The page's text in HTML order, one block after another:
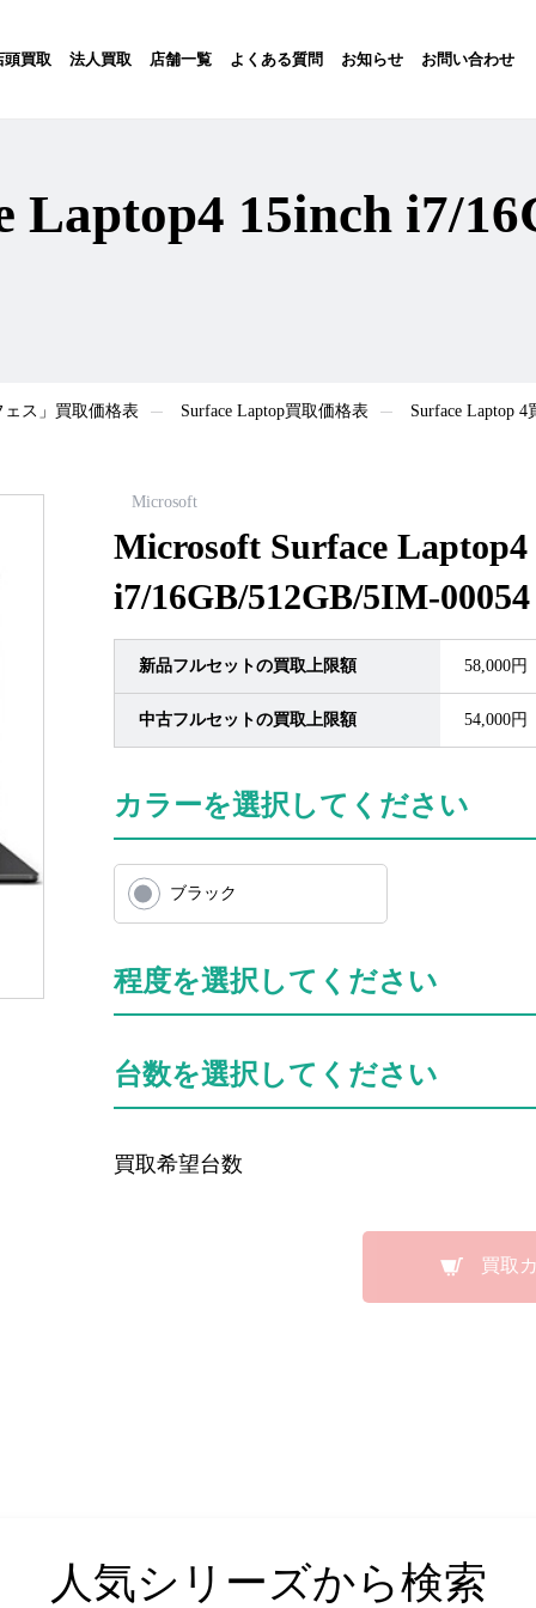
頭買取 法人買取 店舗一覧 よくある質問 お知らせ お問い合わせ
Laptop4 15inch i7/
ェス」買取価格表 Surface Laptop買取価格表 Surface Laptop
Microsoft
Microsoft Surface Laptop4
i7/16GB/512GB/5IM-00054
新品フルセットの買取上限額 58,000円
中古フルセットの買取上限額 54,000円
カラーを選択してください
ブラック
程度を選択してください
台数を選択してください
買取希望台数
買取
人気シリーズから検索